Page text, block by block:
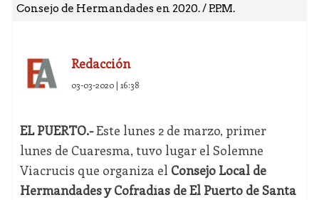
Consejo de Hermandades en 2020. / P.P.M.
Redacción
03-03-2020 | 16:38
EL PUERTO.-Este lunes 2 de marzo, primer
lunes de Cuaresma, tuvo lugar el Solemne
Viacrucis que organiza el Consejo Local de
Hermandades y Cofradías de El Puerto de Santa